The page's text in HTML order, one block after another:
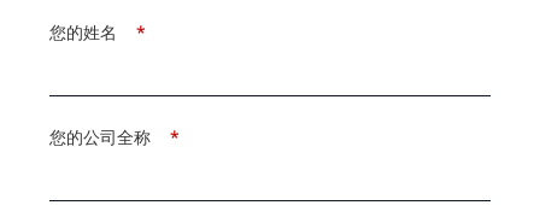
*
您的姓名
*
您的公司全称